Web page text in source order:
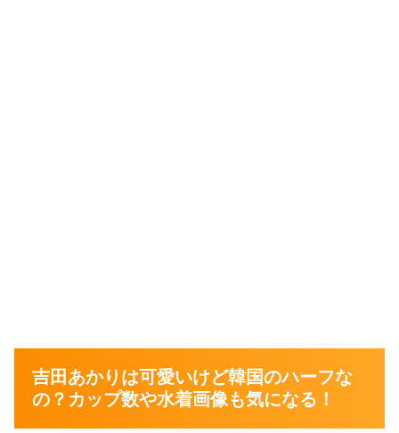
吉田あかりは可愛いけど韓国のハーフな
の？カップ数や水着画像も気になる！